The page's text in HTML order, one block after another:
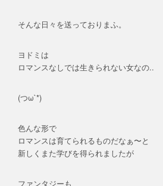
そんな日々を送っておりまふ。
ヨドミは
ロマンスなしでは生きられない女なの..
(つω`*)
色んな形で
ロマンスは育てられるものだなぁ〜と
新しくまた学びを得られましたが
ファンタジーも